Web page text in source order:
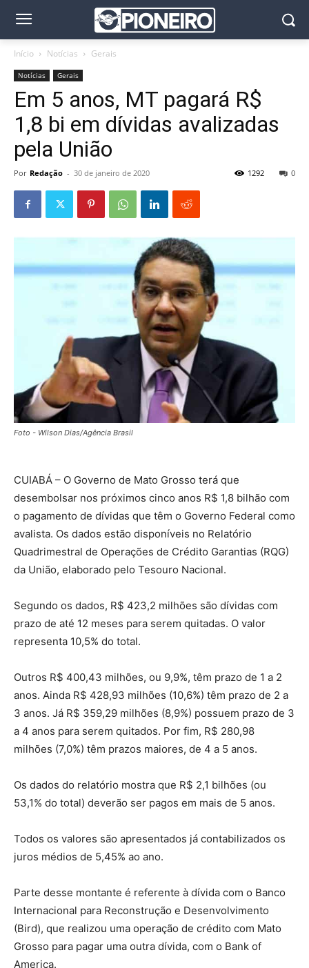
Início Notícias Gerais
Notícias Gerais
Em 5 anos, MT pagará R$
1,8 bi em dívidas avalizadas
pela União
Por Redação - 30 de janeiro de 2020 0
1292
Foto - Wilson Dias/Agência Brasil
CUIABÁ – O Governo de Mato Grosso terá que
desembolsar nos próximos cinco anos R$ 1,8 bilhão com
o pagamento de dívidas que têm o Governo Federal como
avalista. Os dados estão disponíveis no Relatório
Quadrimestral de Operações de Crédito Garantias (RQG)
da União, elaborado pelo Tesouro Nacional.
Segundo os dados, R$ 423,2 milhões são dívidas com
prazo de até 12 meses para serem quitadas. O valor
representa 10,5% do total.
Outros R$ 400,43 milhões, ou 9,9%, têm prazo de 1 a 2
anos. Ainda R$ 428,93 milhões (10,6%) têm prazo de 2 a
3 anos. Já R$ 359,29 milhões (8,9%) possuem prazo de 3
a 4 anos para serem quitados. Por fim, R$ 280,98
milhões (7,0%) têm prazos maiores, de 4 a 5 anos.
Os dados do relatório mostra que R$ 2,1 bilhões (ou
53,1% do total) deverão ser pagos em mais de 5 anos.
Todos os valores são apresentados já contabilizados os
juros médios de 5,45% ao ano.
Parte desse montante é referente à dívida com o Banco
Internacional para Reconstrução e Desenvolvimento
(Bird), que realizou uma operação de crédito com Mato
Grosso para pagar uma outra dívida, com o Bank of
America.